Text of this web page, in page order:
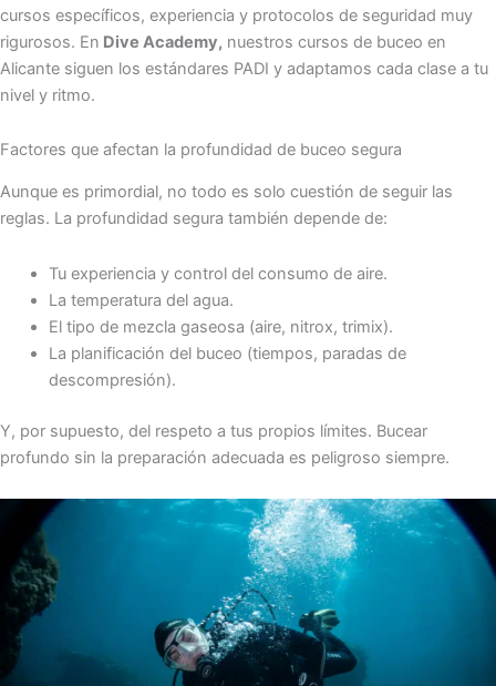
cursos específicos, experiencia y protocolos de seguridad muy
rigurosos. En Dive Academy, nuestros cursos de buceo en
Alicante siguen los estándares PADI y adaptamos cada clase a tu
nivel y ritmo.
Factores que afectan la profundidad de buceo segura
Aunque es primordial, no todo es solo cuestión de seguir las
reglas. La profundidad segura también depende de:
Tu experiencia y control del consumo de aire.
La temperatura del agua.
El tipo de mezcla gaseosa (aire, nitrox, trimix).
La planificación del buceo (tiempos, paradas de
descompresión).
Y, por supuesto, del respeto a tus propios límites. Bucear
profundo sin la preparación adecuada es peligroso siempre.